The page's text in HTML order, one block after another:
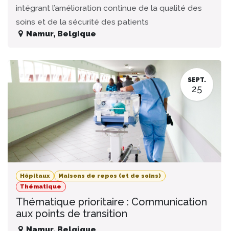
intégrant l’amélioration continue de la qualité des
soins et de la sécurité des patients
Namur, Belgique
SEPT.
25
Hôpitaux
Maisons de repos (et de soins)
Thématique
Thématique prioritaire : Communication
aux points de transition